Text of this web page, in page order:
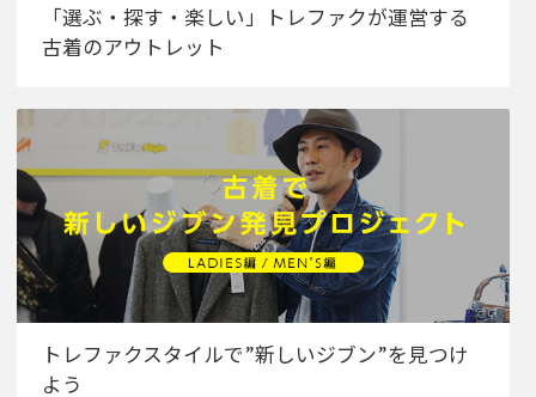
「選ぶ・探す・楽しい」トレファクが運営する
古着のアウトレット
トレファクスタイルで”新しいジブン”を見つけ
よう